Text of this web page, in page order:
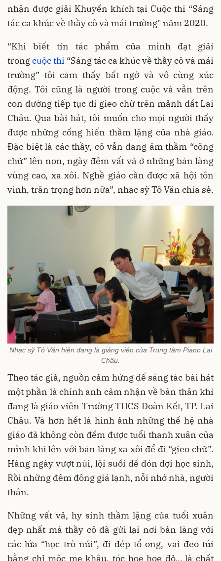
nhận được giải Khuyến khích tại Cuộc thi “Sáng
tác ca khúc về thầy cô và mái trường" năm 2020.
“Khi biết tin tác phẩm của mình đạt giải
trongcuộc thi “Sáng tác ca khúc về thầy cô và mái
trường” tôi cảm thấy bất ngờ và vô cùng xúc
động. Tôi cũng là người trong cuộc và vẫn trên
con đường tiếp tục đi gieo chữ trên mảnh đất Lai
Châu. Qua bài hát, tôi muốn cho mọi người thấy
được những cống hiến thầm lặng của nhà giáo.
Đặc biệt là các thầy, cô vẫn đang âm thầm “cõng
chữ” lên non, ngày đêm vất vả ở những bản làng
vùng cao, xa xôi. Nghề giáo cần được xã hội tôn
vinh, trân trọng hơn nữa”, nhạc sỹ Tô Văn chia sẻ.
Nhạc sỹ Tô Văn hiện đang là giảng viên của Trung tâm Piano Lai
Châu.
Theo tác giả, nguồn cảm hứng để sáng tác bài hát
một phần là chính anh cảm nhận về bản thân khi
đang là giáo viên Trường THCS Đoàn Kết, TP. Lai
Châu. Và hơn hết là hình ảnh những thế hệ nhà
giáo đã không còn đếm được tuổi thanh xuân của
mình khi lên với bản làng xa xôi để đi “gieo chữ”.
Hàng ngày vượt núi, lội suối để đón đợi học sinh,
Rồi những đêm đông giá lạnh, nỗi nhớ nhà, người
thân.
Những vất vả, hy sinh thầm lặng của tuổi xuân
đẹp nhất mà thầy cô đã gửi lại nơi bản làng với
các lứa “học trò núi”, đi dép tổ ong, vai đeo túi
bằng chỉ mộc mẹ khâu, tóc hoe hoe đỏ… là chất